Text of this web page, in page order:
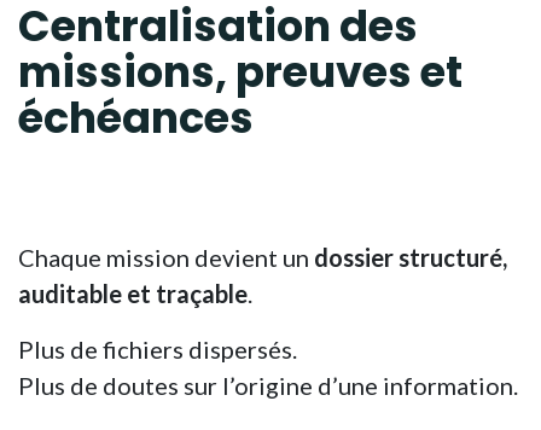
Centralisation des
missions, preuves et
échéances
Chaque mission devient un dossier structuré,
auditable et traçable.
Plus de fichiers dispersés.
Plus de doutes sur l’origine d’une information.